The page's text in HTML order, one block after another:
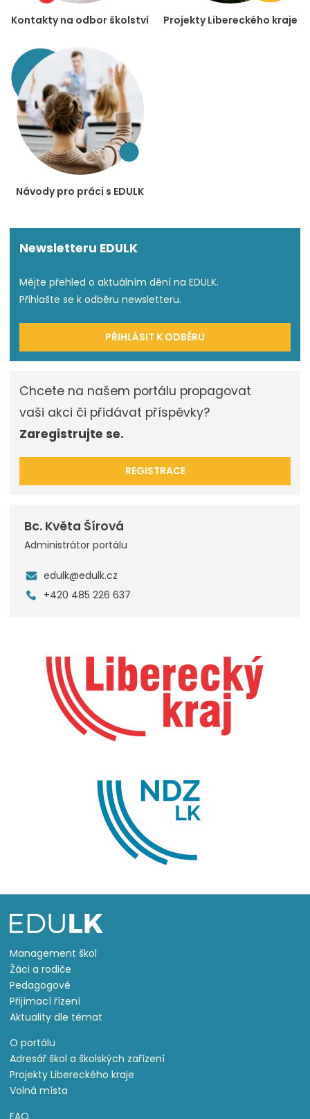
Kontakty na odbor školství Projekty Libereckého kraje
Návody pro práci s EDULK
Newsletteru EDULK
Mějte přehled o aktuálním dění na EDULK.
Přihlašte se k odběru newsletteru.
PŘIHLÁSIT K ODBĚRU
Chcete na našem portálu propagovat
vaši akci či přidávat příspěvky?
Zaregistrujte se.
REGISTRACE
Bc. Květa Šírová
Administrátor portálu
edulk@edulk.cz
+420 485 226 637
Management škol
Žáci a rodiče
Pedagogové
Přijímací řízení
Aktuality dle témat
O portálu
Adresář škol a školských zařízení
Projekty Libereckého kraje
Volná místa
FAQ